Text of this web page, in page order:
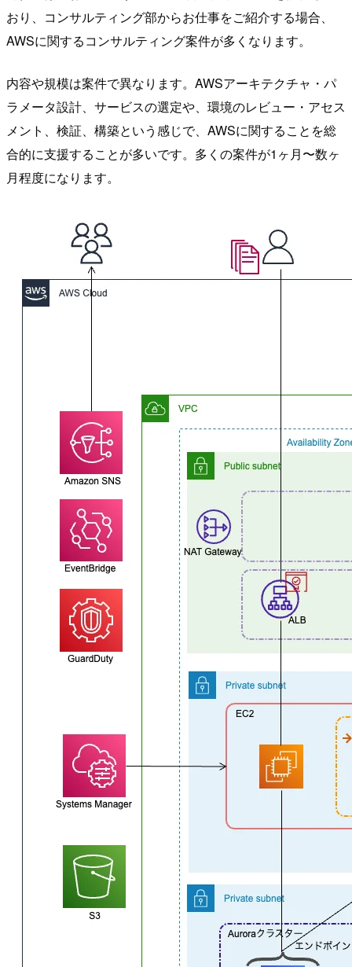
おり、コンサルティング部からお仕事をご紹介する場合、
AWSに関するコンサルティング案件が多くなります。
内容や規模は案件で異なります。AWSアーキテクチャ・パ
ラメータ設計、サービスの選定や、環境のレビュー・アセス
メント、検証、構築という感じで、AWSに関することを総
合的に支援することが多いです。多くの案件が1ヶ月〜数ヶ
月程度になります。